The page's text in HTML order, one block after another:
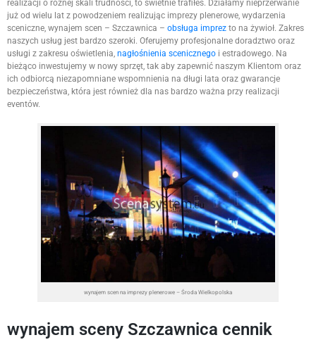
realizacji o różnej skali trudności, to świetnie trafiłeś. Działamy nieprzerwanie
już od wielu lat z powodzeniem realizując imprezy plenerowe, wydarzenia
sceniczne, wynajem scen – Szczawnica – obsługa imprez to na żywioł. Zakres
naszych usług jest bardzo szeroki. Oferujemy profesjonalne doradztwo oraz
usługi z zakresu oświetlenia, nagłośnienia scenicznego i estradowego. Na
bieżąco inwestujemy w nowy sprzęt, tak aby zapewnić naszym Klientom oraz
ich odbiorcą niezapomniane wspomnienia na długi lata oraz gwarancje
bezpieczeństwa, która jest również dla nas bardzo ważna przy realizacji
eventów.
wynajem scen na imprezy plenerowe – Środa Wielkopolska
wynajem sceny Szczawnica cennik